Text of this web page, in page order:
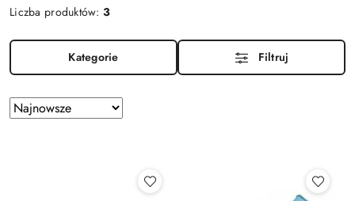
Liczba produktów:3
Kategorie Filtruj
Zastosowano
sortowanie:
Sortuj
według